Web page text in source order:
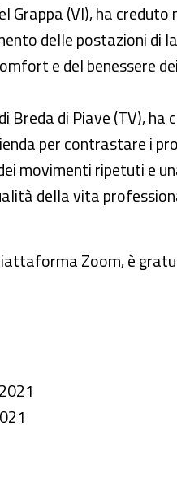
Grappa (VI), ha
delle postazioni di
e del benessere
Breda di Piave (TV),
per contrastare i
movimenti ripetuti e
della vita
Zoom, è